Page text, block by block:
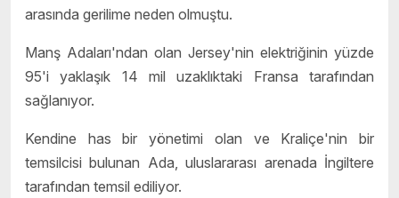
arasında gerilime neden olmuştu.
Manş Adaları'ndan olan Jersey'nin elektriğinin yüzde
95'i yaklaşık 14 mil uzaklıktaki Fransa tarafından
sağlanıyor.
Kendine has bir yönetimi olan ve Kraliçe'nin bir
temsilcisi bulunan Ada, uluslararası arenada İngiltere
tarafından temsil ediliyor.